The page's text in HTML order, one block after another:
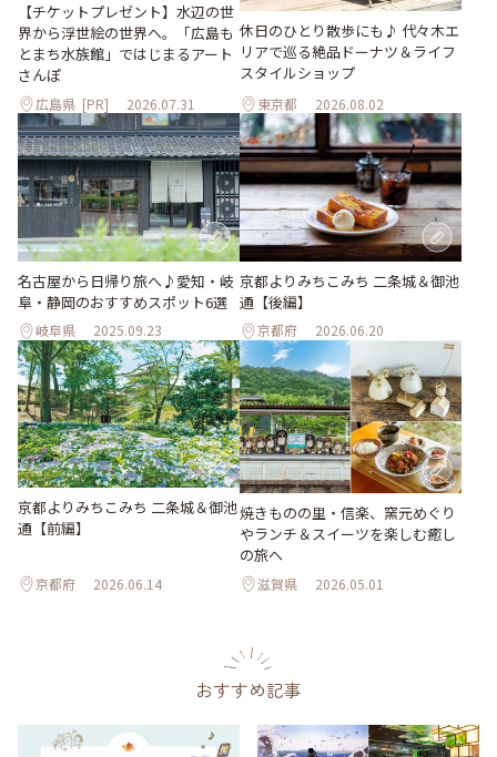
【チケットプレゼント】水辺の世
界から浮世絵の世界へ。「広島も
とまち水族館」ではじまるアート
さんぽ
広島県 [PR] 2026.07.31
休日のひとり散歩にも♪ 代々木エ
リアで巡る絶品ドーナツ＆ライフ
スタイルショップ
東京都 2026.08.02
名古屋から日帰り旅へ♪愛知・岐
阜・静岡のおすすめスポット6選
岐阜県 2025.09.23
京都よりみちこみち 二条城＆御池
通【後編】
京都府 2026.06.20
京都よりみちこみち 二条城＆御池
通【前編】
京都府 2026.06.14
焼きものの里・信楽、窯元めぐり
やランチ＆スイーツを楽しむ癒し
の旅へ
滋賀県 2026.05.01
おすすめ記事